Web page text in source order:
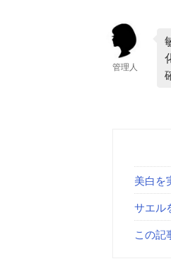
管理人
美白を
サエル
この記